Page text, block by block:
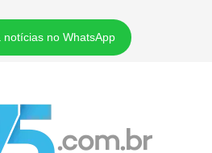
no WhatsApp